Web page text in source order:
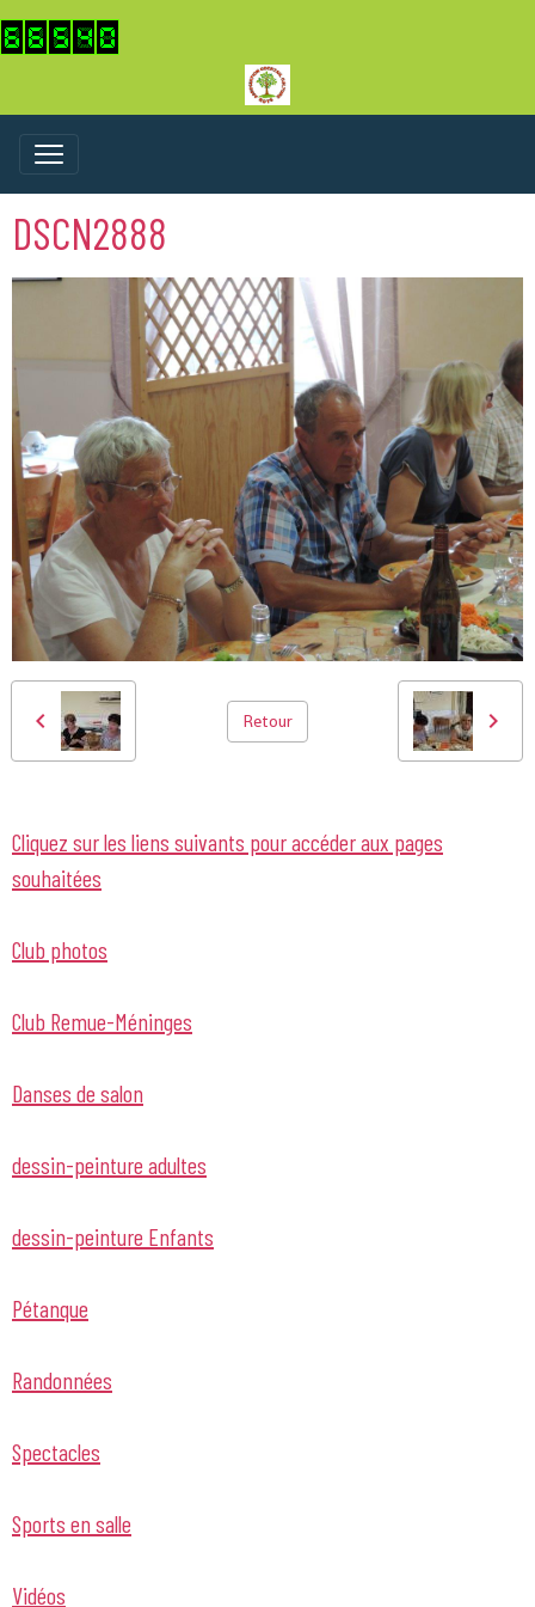
DSCN2888
Retour
Cliquez sur les liens suivants pour accéder aux pages
souhaitées
Club photos
Club Remue-Méninges
Danses de salon
dessin-peinture adultes
dessin-peinture Enfants
Pétanque
Randonnées
Spectacles
Sports en salle
Vidéos